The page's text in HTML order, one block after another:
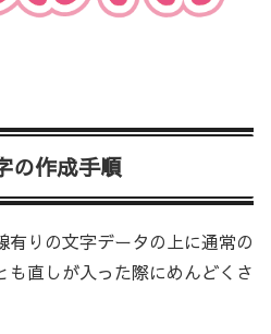
の作成手順
有りの文字データの上に通常の
直しが入った際にめんどくさ